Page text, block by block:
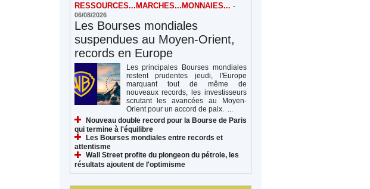
RESSOURCES...MARCHES...MONNAIES... -
06/08/2026
Les Bourses mondiales
suspendues au Moyen-Orient,
records en Europe
Les principales Bourses mondiales
restent prudentes jeudi, l'Europe
marquant tout de même de
nouveaux records, les investisseurs
scrutant les avancées au Moyen-
Orient pour un accord de paix. ...
Nouveau double record pour la Bourse de Paris
qui termine à l'équilibre
Les Bourses mondiales entre records et
attentisme
Wall Street profite du plongeon du pétrole, les
résultats ajoutent de l'optimisme